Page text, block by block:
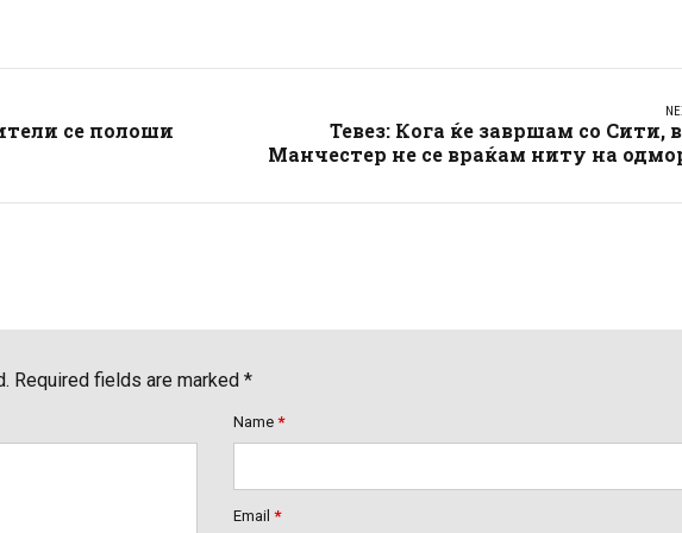
се полоши
Тевез: Кога ќе завршам со Сити,
Манчестер не се враќам ниту на
Required fields are marked *
Name *
Email *